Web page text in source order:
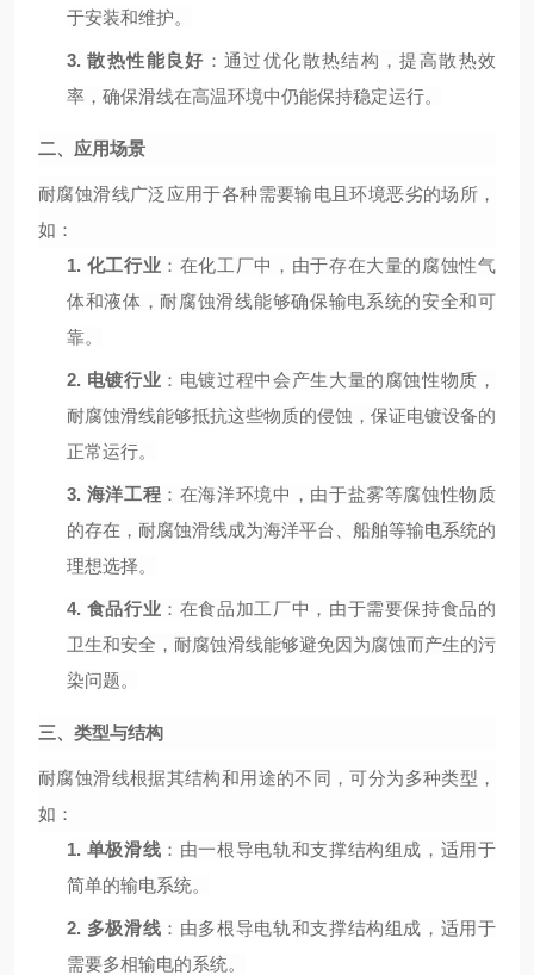
于安装和维护。
3.散热性能良好 ：通过优化散热结构，提高散热效
率，确保滑线在高温环境中仍能保持稳定运行。
二、应用场景
耐腐蚀滑线广泛应用于各种需要输电且环境恶劣的场所，
如：
1. 化工行业 ：在化工厂中，由于存在大量的腐蚀性气
体和液体，耐腐蚀滑线能够确保输电系统的安全和可
靠。
2. 电镀行业 ：电镀过程中会产生大量的腐蚀性物质，
耐腐蚀滑线能够抵抗这些物质的侵蚀，保证电镀设备的
正常运行。
3. 海洋工程 ：在海洋环境中，由于盐雾等腐蚀性物质
的存在，耐腐蚀滑线成为海洋平台、船舶等输电系统的
理想选择。
4. 食品行业 ：在食品加工厂中，由于需要保持食品的
卫生和安全，耐腐蚀滑线能够避免因为腐蚀而产生的污
染问题。
三、类型与结构
耐腐蚀滑线根据其结构和用途的不同，可分为多种类型，
如：
1. 单极滑线 ：由一根导电轨和支撑结构组成，适用于
简单的输电系统。
2. 多极滑线 ：由多根导电轨和支撑结构组成，适用于
需要多相输电的系统。